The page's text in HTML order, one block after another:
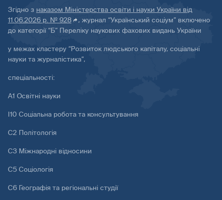
Згідно з наказом Міністерства освіти і науки України від
11.06.2026 р. № 928
, журнал “Український соціум” включено
до категорії “Б” Переліку наукових фахових видань України
у межах кластеру “Розвиток людського капіталу, соціальні
науки та журналістика”,
спеціальності:
А1 Освітні науки
І10 Соціальна робота та консультування
С2 Політологія
С3 Міжнародні відносини
С5 Соціологія
С6 Географія та регіональні студії